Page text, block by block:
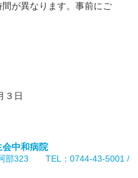
が異なります。事前にご
３日
中和病院
部323 TEL：0744-43-5001 /